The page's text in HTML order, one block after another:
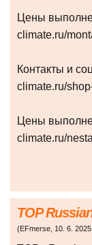
Цены
climate.ru/
Контакты и
climate.ru/
Цены
climate.ru/
TOP
(EFmerse, 10. 6. 2025